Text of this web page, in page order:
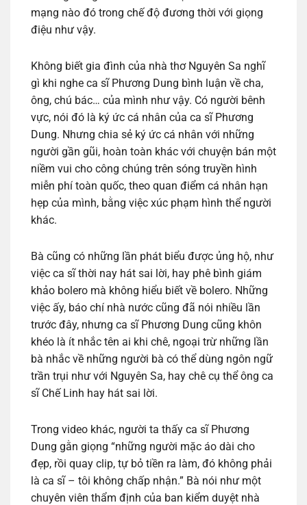
mạng nào đó trong chế độ đương thời với giọng
điệu như vậy.
Không biết gia đình của nhà thơ Nguyên Sa nghĩ
gì khi nghe ca sĩ Phương Dung bình luận về cha,
ông, chú bác… của mình như vậy. Có người bênh
vực, nói đó là ký ức cá nhân của ca sĩ Phương
Dung. Nhưng chia sẻ ký ức cá nhân với những
người gần gũi, hoàn toàn khác với chuyện bán một
niềm vui cho công chúng trên sóng truyền hình
miễn phí toàn quốc, theo quan điểm cá nhân hạn
hẹp của mình, bằng việc xúc phạm hình thể người
khác.
Bà cũng có những lần phát biểu được ủng hộ, như
việc ca sĩ thời nay hát sai lời, hay phê bình giám
khảo bolero mà không hiểu biết về bolero. Những
việc ấy, báo chí nhà nước cũng đã nói nhiều lần
trước đây, nhưng ca sĩ Phương Dung cũng khôn
khéo là ít nhắc tên ai khi chê, ngoại trừ những lần
bà nhắc về những người bà có thể dùng ngôn ngữ
trần trụi như với Nguyên Sa, hay chê cụ thể ông ca
sĩ Chế Linh hay hát sai lời.
Trong video khác, người ta thấy ca sĩ Phương
Dung gằn giọng “những người mặc áo dài cho
đẹp, rồi quay clip, tự bỏ tiền ra làm, đó không phải
là ca sĩ – tôi không chấp nhận.” Bà nói như một
chuyên viên thẩm định của ban kiểm duyệt nhà